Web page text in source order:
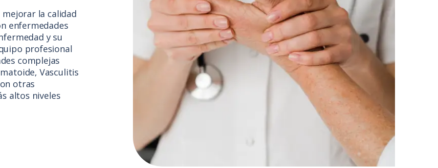
la calidad
enfermedades
y su
profesional
complejas
Vasculitis
otras
altos niveles